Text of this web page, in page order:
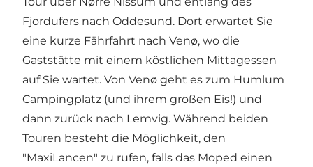
Fjordufers nach Oddesund. Dort erwartet Sie
eine kurze Fährfahrt nach Venø, wo die
Gaststätte mit einem köstlichen Mittagessen
auf Sie wartet. Von Venø geht es zum Humlum
Campingplatz (und ihrem großen Eis!) und
dann zurück nach Lemvig. Während beiden
Touren besteht die Möglichkeit, den
"MaxiLancen" zu rufen, falls das Moped einen